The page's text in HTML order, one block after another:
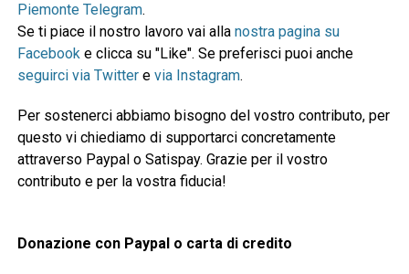
Piemonte Telegram.
Se ti piace il nostro lavoro vai alla nostra pagina su
Facebooke clicca su "Like". Se preferisci puoi anche
seguirci via Twittere via Instagram.
Per sostenerci abbiamo bisogno del vostro contributo, per
questo vi chiediamo di supportarci concretamente
attraverso Paypal o Satispay. Grazie per il vostro
contributo e per la vostra fiducia!
Donazione con Paypal o carta di credito